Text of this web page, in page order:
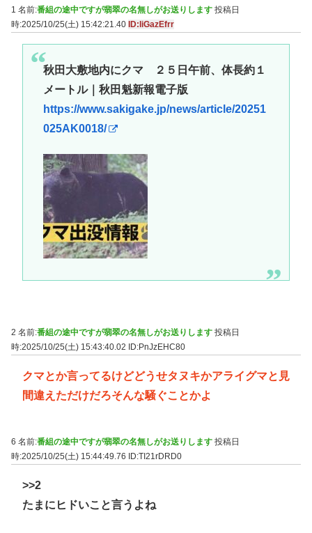
1 名前:番組の途中ですが翡翠の名無しがお送りします 投稿日
時:2025/10/25(土) 15:42:21.40 ID:IiGazEfrr
秋田大敷地内にクマ ２５日午前、体長約１
メートル｜秋田魁新報電子版
https://www.sakigake.jp/news/article/20251
025AK0018/
2 名前:番組の途中ですが翡翠の名無しがお送りします 投稿日
時:2025/10/25(土) 15:43:40.02
ID:PnJzEHC80
クマとか言ってるけどどうせタヌキかアライグマと見
間違えただけだろそんな騒ぐことかよ
6 名前:番組の途中ですが翡翠の名無しがお送りします 投稿日
時:2025/10/25(土) 15:44:49.76
ID:TI21rDRD0
>>2
たまにヒドいこと言うよね